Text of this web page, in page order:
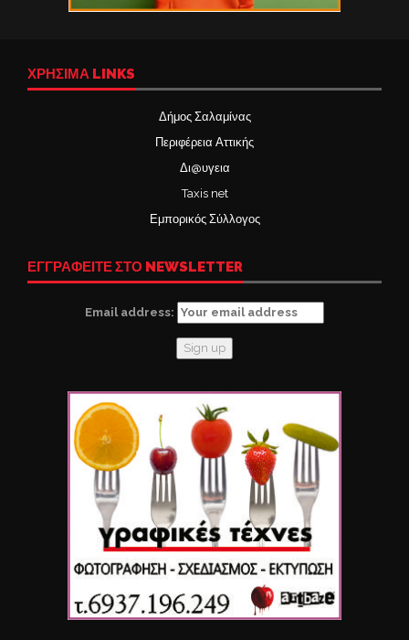
ΧΡΉΣΙΜΑ LINKS
Δήμος Σαλαμίνας
Περιφέρεια Αττικής
Δι@υγεια
Taxis net
Εμπορικός Σύλλογος
ΕΓΓΡΑΦΕΙΤΕ ΣΤΟ NEWSLETTER
Email address: